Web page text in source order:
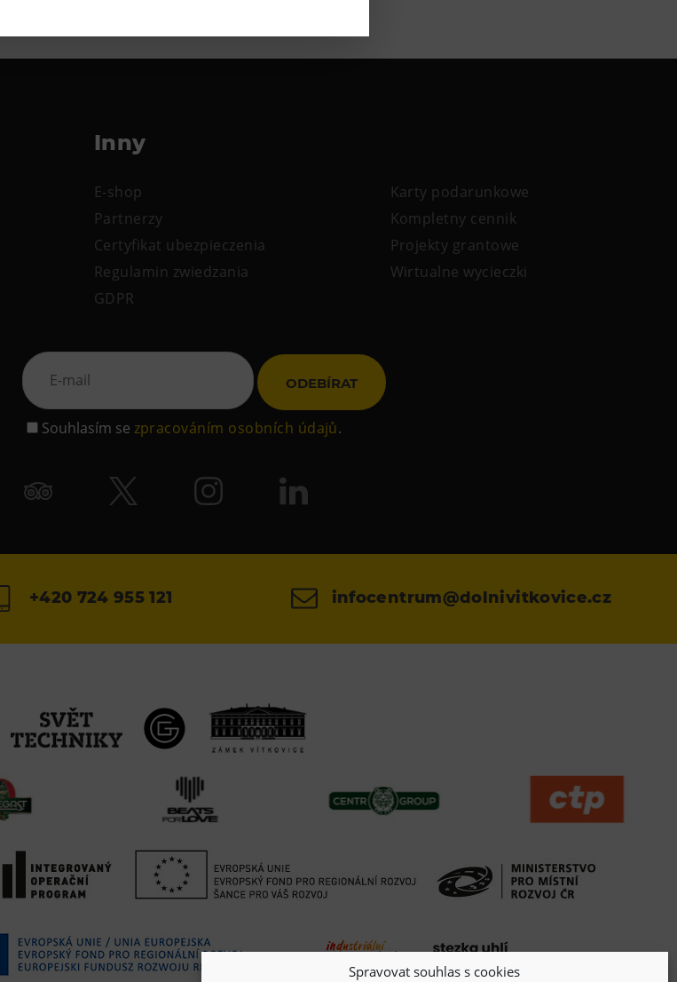
Spravovat souhlas s cookies
Inny
E-shop
Partnerzy
Certyfikat ubezpieczenia
Regulamin zwiedzania
GDPR
Karty podarunkowe
Kompletny cennik
Projekty grantowe
Wirtualne wycieczki
ODEBÍRAT
Souhlasím se zpracováním osobních údajů.
+420 724 955 121 infocentrum@dolnivitkovice.cz